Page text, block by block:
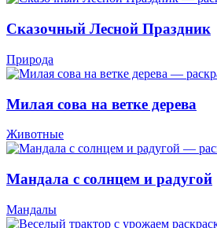
Сказочный Лесной Праздник
Природа
Милая сова на ветке дерева
Животные
Мандала с солнцем и радугой
Мандалы